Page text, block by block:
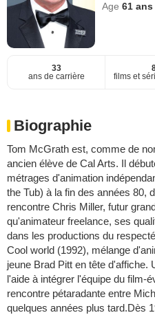
Age61 ans
33
ans de carrière
films et
Biographie
Tom McGrath est, comme de
ancien élève de Cal Arts. Il
métrages d'animation
the Tub) à la fin des années 80,
rencontre Chris Miller, futur
qu'animateur freelance, ses
dans les productions du
Cool world (1992), mélange
jeune Brad Pitt en tête d'affiche.
l'aide à intégrer l'équipe du film-
rencontre pétaradante entre
quelques années plus tard.Dès